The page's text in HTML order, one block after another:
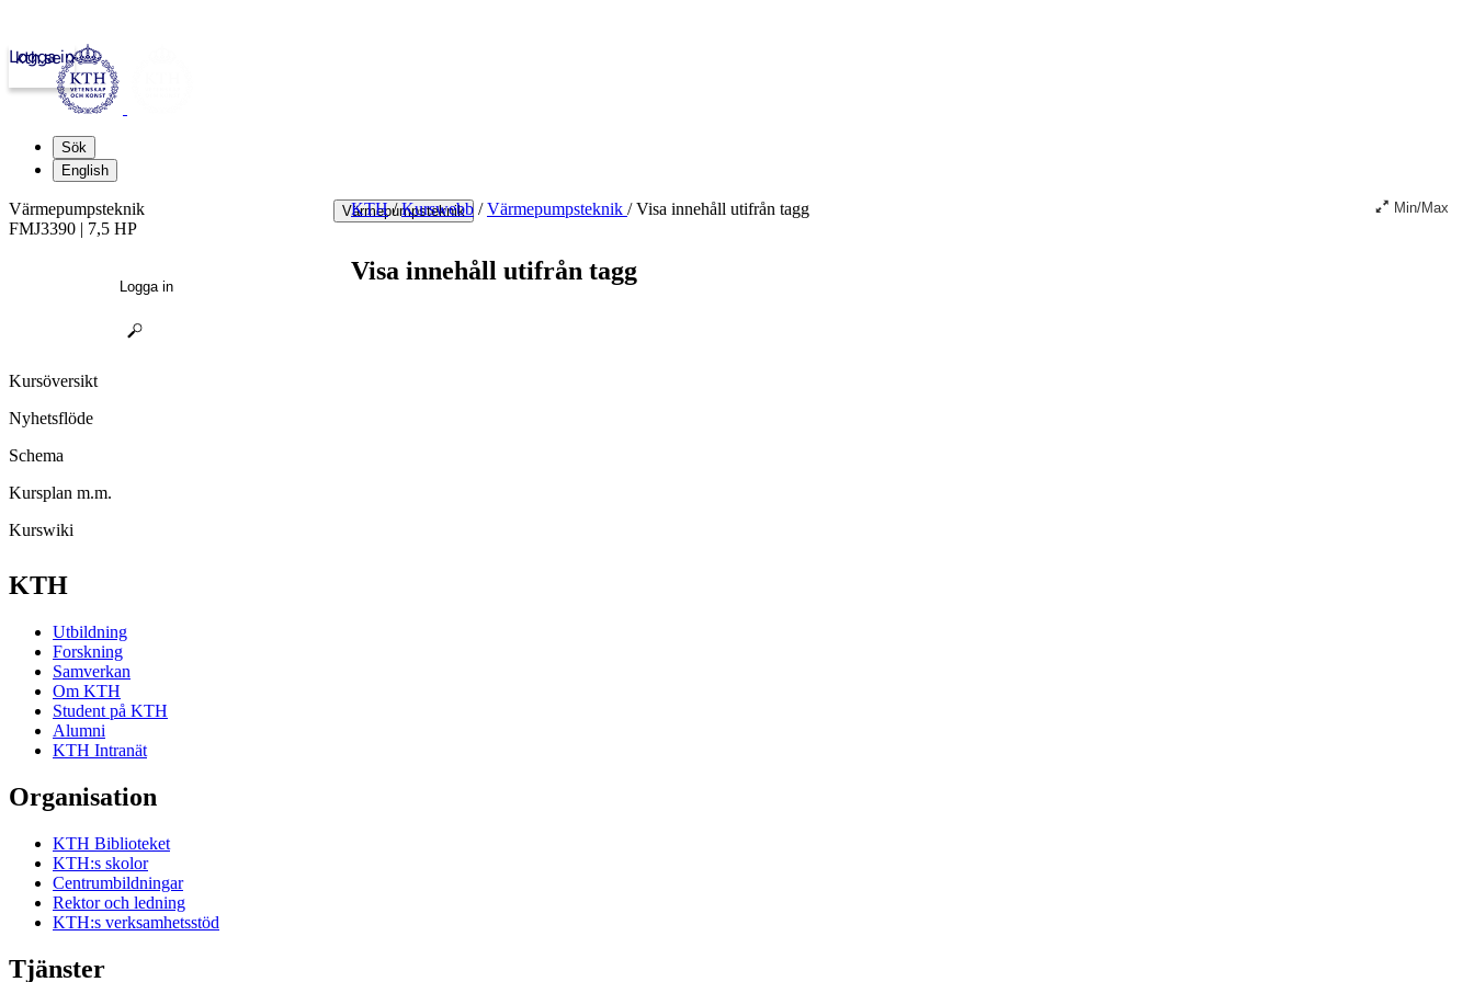
kth.se
Logga in
Sök
English
Värmepumpsteknik
KTH / Kurswebb / Värmepumpsteknik /Visa innehåll utifrån tagg Min/Max
Visa innehåll utifrån tagg
Värmepumpsteknik
FMJ3390 | 7,5 HP
Logga in
Kursöversikt
Nyhetsflöde
Schema
Kursplan m.m.
Kurswiki
KTH
Utbildning
Forskning
Samverkan
Om KTH
Student på KTH
Alumni
KTH Intranät
Organisation
KTH Biblioteket
KTH:s skolor
Centrumbildningar
Rektor och ledning
KTH:s verksamhetsstöd
Tjänster